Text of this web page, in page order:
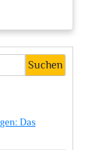
Suchen
Das